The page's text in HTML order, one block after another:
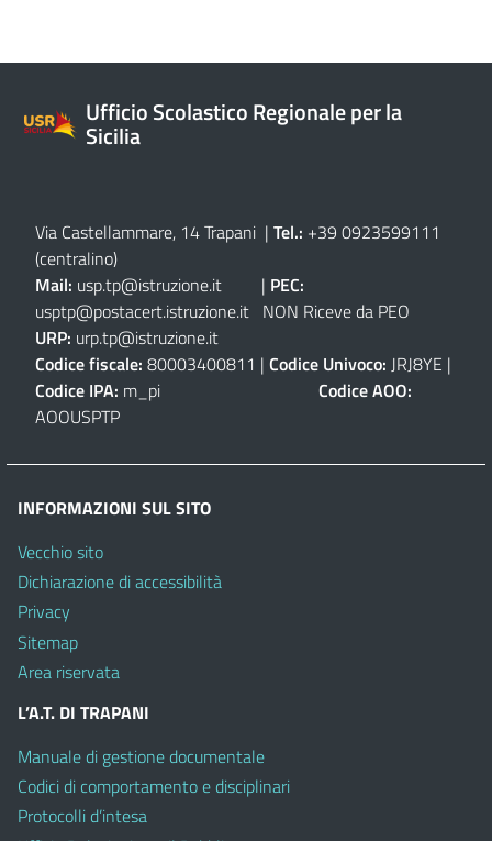
Ufficio Scolastico Regionale per la
Sicilia
Via Castellammare, 14 Trapani | Tel.: +39 0923599111
(centralino)
Mail: usp.tp@istruzione.it | PEC:
usptp@postacert.istruzione.it NON Riceve da PEO
URP: urp.tp@istruzione.it
Codice fiscale: 80003400811 | Codice Univoco: JRJ8YE |
Codice IPA: m_pi Codice AOO:
AOOUSPTP
INFORMAZIONI SUL SITO
Vecchio sito
Dichiarazione di accessibilità
Privacy
Sitemap
Area riservata
L’A.T. DI TRAPANI
Manuale di gestione documentale
Codici di comportamento e disciplinari
Protocolli d’intesa